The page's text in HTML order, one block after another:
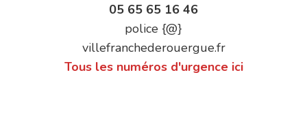
05 65 65 16 46
police {@}
villefranchederouergue.fr
Tous les numéros d'urgence ici